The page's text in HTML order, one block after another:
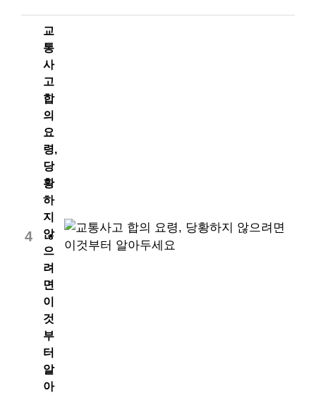
4
교
통
사
고
합
의
요
령,
당
황
하
지
않
으
려
면
이
것
부
터
알
아